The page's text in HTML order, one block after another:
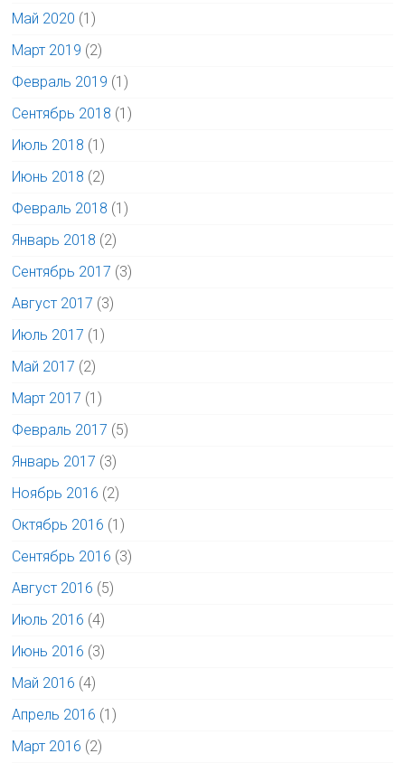
Май 2020 (1)
Март 2019 (2)
Февраль 2019 (1)
Сентябрь 2018 (1)
Июль 2018 (1)
Июнь 2018 (2)
Февраль 2018 (1)
Январь 2018 (2)
Сентябрь 2017 (3)
Август 2017 (3)
Июль 2017 (1)
Май 2017 (2)
Март 2017 (1)
Февраль 2017 (5)
Январь 2017 (3)
Ноябрь 2016 (2)
Октябрь 2016 (1)
Сентябрь 2016 (3)
Август 2016 (5)
Июль 2016 (4)
Июнь 2016 (3)
Май 2016 (4)
Апрель 2016 (1)
Март 2016 (2)